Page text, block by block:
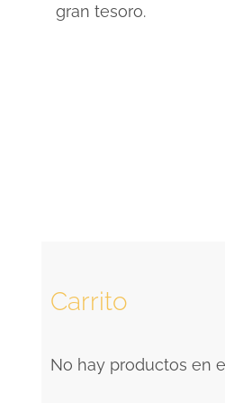
gran tesoro.
Carrito
No hay productos en